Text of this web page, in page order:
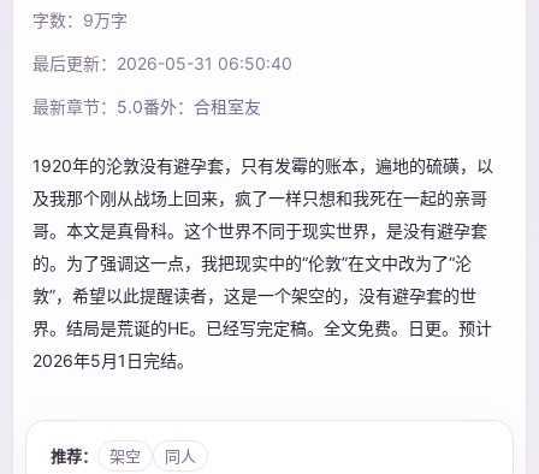
字数：9万字
最后更新：2026-05-31 06:50:40
最新章节： 5.0番外：合租室友
1920年的沦敦没有避孕套，只有发霉的账本，遍地的硫磺，以
及我那个刚从战场上回来，疯了一样只想和我死在一起的亲哥
哥。本文是真骨科。这个世界不同于现实世界，是没有避孕套
的。为了强调这一点，我把现实中的“伦敦”在文中改为了“沦
敦”，希望以此提醒读者，这是一个架空的，没有避孕套的世
界。结局是荒诞的HE。已经写完定稿。全文免费。日更。预计
2026年5月1日完结。
推荐： 架空 同人